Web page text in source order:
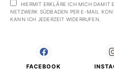
HIERMIT ERKLÄRE ICH MICH DAMIT
NETZWERK SÜDBADEN PER E-MAIL
KANN ICH JEDERZEIT WIDERRUFEN.
FACEBOOK